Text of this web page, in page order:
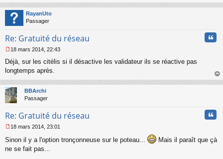
a
g
e
o
l
u
au
RayanUto
Passager
Re: Gratuité du réseau
e
s
a
g
e
o
l
18 mars 2014, 22:43
Déjà, sur les citélis si il désactive les validateur ils se réactive pas
longtemps après.
au
BBArchi
Passager
Re: Gratuité du réseau
e
s
18 mars 2014, 23:01
Sinon il y a l'option tronçonneuse sur le poteau...
Mais il paraît que çà
ne se fait pas...